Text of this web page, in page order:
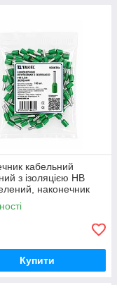
кабельний
з ізоляцією HB
наконечник
кінців
Купити